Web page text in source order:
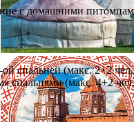
с домашними
ой спальней (макс. 2+2
спальнями (макс. 4+2